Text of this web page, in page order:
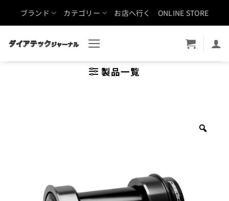
ブランド カテゴリー お店へ行く ONLINE STORE
製品一覧